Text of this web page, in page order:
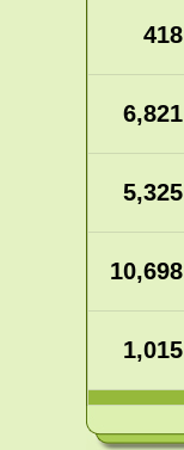
418
6,821
5,325
10,698
1,015